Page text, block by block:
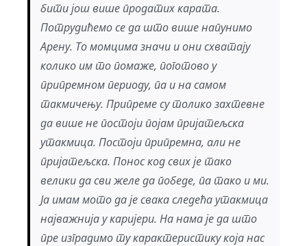
бити још више продатих карата.
Потрудићемо се да што више напунимо
Арену. То момцима значи и они схватају
колико им то помаже, поготово у
припремном периоду, па и на самом
такмичењу. Припреме су толико захтевне
да више не постоји појам пријатељска
утакмица. Постоји припремна, али не
пријатељска. Понос код свих је тако
велики да сви желе да победе, па тако и ми.
Ја имам мото да је свака следећа утакмица
најважнија у каријери. На нама је да што
пре изградимо ту карактеристику која нас